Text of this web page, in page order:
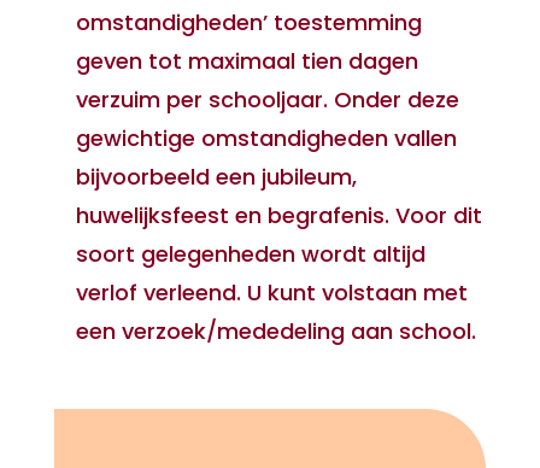
omstandigheden’ toestemming
geven tot maximaal tien dagen
verzuim per schooljaar. Onder deze
gewichtige omstandigheden vallen
bijvoorbeeld een jubileum,
huwelijksfeest en begrafenis. Voor dit
soort gelegenheden wordt altijd
verlof verleend. U kunt volstaan met
een verzoek/mededeling aan school.